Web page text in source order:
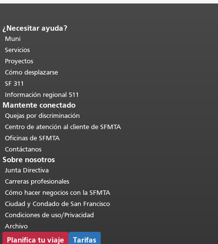
Fin del contenido de la página.
de esta página se repite en todas las
páginas.Volver al principio del
contenido principal
¿Necesitar ayuda?
Muni
Servicios
Proyectos
Cómo desplazarse
SF 311
Información regional 511
Mantente conectado
Quejas por discriminación
Centro de atención al cliente de SFMTA
Oficinas de SFMTA
Contáctanos
Sobre nosotros
Junta Directiva
Carreras profesionales
Cómo hacer negocios con la SFMTA
Ciudad y Condado de San Francisco
Condiciones de uso/Privacidad
Archivo
Planifica tu viaje Tarifas